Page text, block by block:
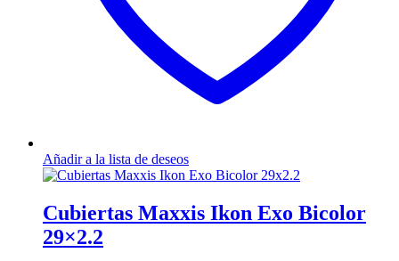
Añadir a la lista de deseos
Cubiertas Maxxis Ikon Exo Bicolor
29×2.2